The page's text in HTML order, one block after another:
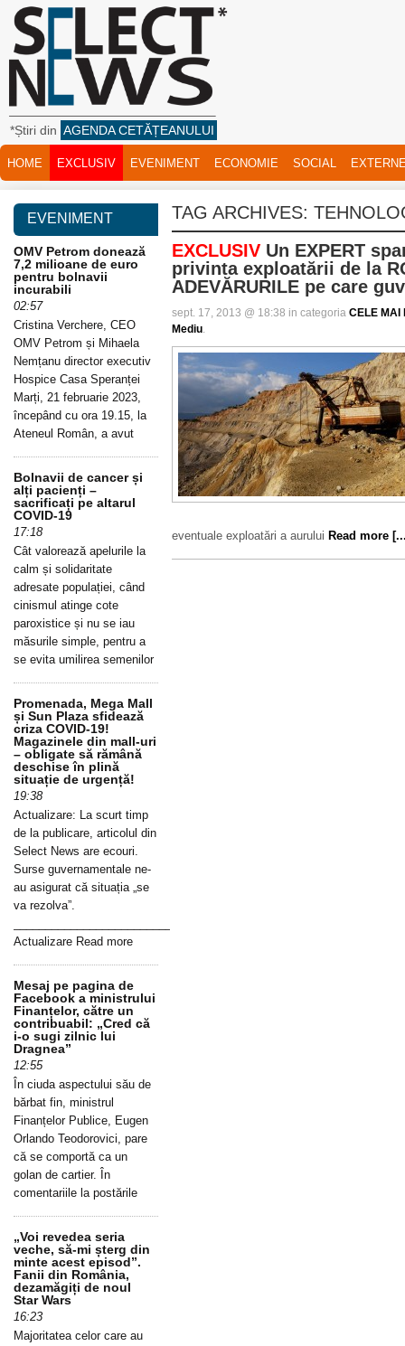
*Știri din AGENDA CETĂȚEANULUI
HOME EXCLUSIV EVENIMENT ECONOMIE SOCIAL
TAG ARCHIVES:
EXCLUSIV Un EXPERT
privinta exploatării de la
ADEVĂRURILE pe care
sept. 17, 2013 @ 18:38 in categoria CELE MAI
Mediu.
eventuale exploatări a aurului Read more
EVENIMENT
OMV Petrom donează
7,2 milioane de euro
pentru bolnavii
incurabili
02:57
Cristina Verchere, CEO
OMV Petrom și Mihaela
Nemțanu director executiv
Hospice Casa Speranței
Marți, 21 februarie 2023,
începând cu ora 19.15, la
Ateneul Român, a avut
Bolnavii de cancer și
alți pacienți –
sacrificați pe altarul
COVID-19
17:18
Cât valorează apelurile la
calm și solidaritate
adresate populației, când
cinismul atinge cote
paroxistice și nu se iau
măsurile simple, pentru a
se evita umilirea semenilor
Promenada, Mega Mall
și Sun Plaza sfidează
criza COVID-19!
Magazinele din mall-uri
– obligate să rămână
deschise în plină
situație de urgență!
19:38
Actualizare: La scurt timp
de la publicare, articolul din
Select News are ecouri.
Surse guvernamentale ne-
au asigurat că situația „se
va rezolva”.
Actualizare Read more
Mesaj pe pagina de
Facebook a ministrului
Finanțelor, către un
contribuabil: „Cred că
i-o sugi zilnic lui
Dragnea”
12:55
În ciuda aspectului său de
bărbat fin, ministrul
Finanțelor Publice, Eugen
Orlando Teodorovici, pare
că se comportă ca un
golan de cartier. În
comentariile la postările
„Voi revedea seria
veche, să-mi șterg din
minte acest episod”.
Fanii din România,
dezamăgiți de noul
Star Wars
16:23
Majoritatea celor care au